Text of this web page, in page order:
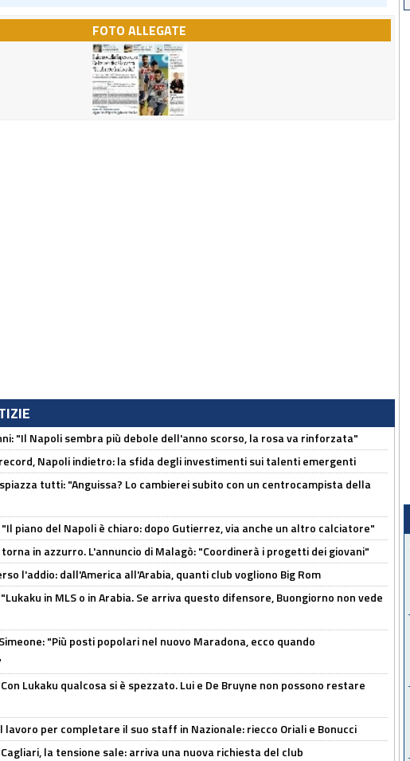
FOTO ALLEGATE
"Il Napoli sembra più debole dell'anno scorso, la rosa va rinforzata"
Napoli indietro: la sfida degli investimenti sui talenti emergenti
tutti: "Anguissa? Lo cambierei subito con un centrocampista della
"Il piano del Napoli è chiaro: dopo Gutierrez, via anche un altro calciatore"
torna in azzurro. L'annuncio di Malagò: "Coordinerà i progetti dei giovani"
l'addio: dall'America all'Arabia, quanti club vogliono Big Rom
in MLS o in Arabia. Se arriva questo difensore, Buongiorno non vede
"Più posti popolari nel nuovo Maradona, ecco quando
Lukaku qualcosa si è spezzato. Lui e De Bruyne non possono restare
lavoro per completare il suo staff in Nazionale: riecco Oriali e Bonucci
la tensione sale: arriva una nuova richiesta del club